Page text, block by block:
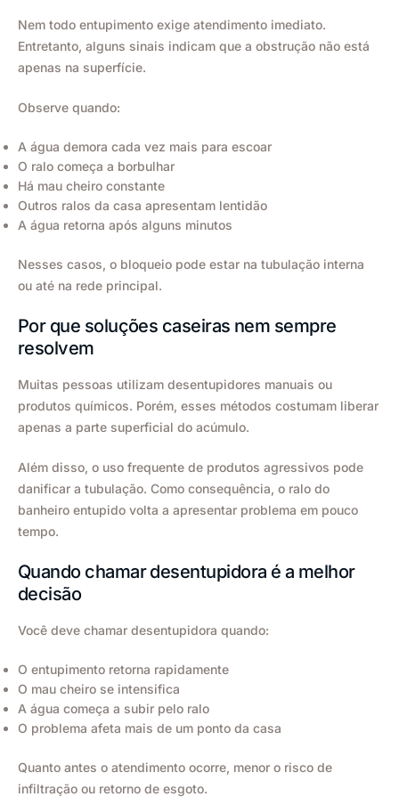
Nem todo entupimento exige atendimento imediato.
Entretanto, alguns sinais indicam que a obstrução não está
apenas na superfície.
Observe quando:
A água demora cada vez mais para escoar
O ralo começa a borbulhar
Há mau cheiro constante
Outros ralos da casa apresentam lentidão
A água retorna após alguns minutos
Nesses casos, o bloqueio pode estar na tubulação interna
ou até na rede principal.
Por que soluções caseiras nem sempre
resolvem
Muitas pessoas utilizam desentupidores manuais ou
produtos químicos. Porém, esses métodos costumam liberar
apenas a parte superficial do acúmulo.
Além disso, o uso frequente de produtos agressivos pode
danificar a tubulação. Como consequência, o ralo do
banheiro entupido volta a apresentar problema em pouco
tempo.
Quando chamar desentupidora é a melhor
decisão
Você deve chamar desentupidora quando:
O entupimento retorna rapidamente
O mau cheiro se intensifica
A água começa a subir pelo ralo
O problema afeta mais de um ponto da casa
Quanto antes o atendimento ocorre, menor o risco de
infiltração ou retorno de esgoto.